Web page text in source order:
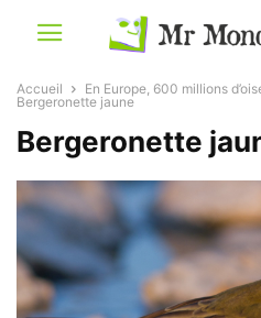
Accueil
En Europe, 600 millions
Bergeronette jaune
Bergeronette